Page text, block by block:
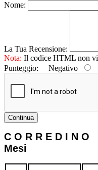
Nome:
La Tua Recensione:
Nota: Il codice HTML non
Punteggio: Negativo
Continua
C O R R E D I N
Mesi